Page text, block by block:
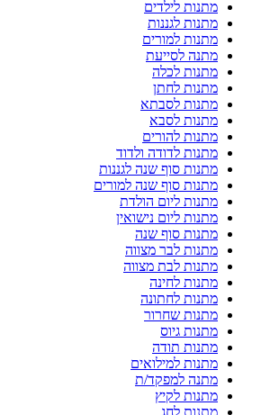
מתנות לילדים
מתנות לגננות
מתנות למורים
מתנה לסייעת
מתנות לכלה
מתנות לחתן
מתנות לסבתא
מתנות לסבא
מתנות להורים
מתנות לדודה ולדוד
מתנות סוף שנה לגננות
מתנות סוף שנה למורים
מתנות ליום הולדת
מתנות ליום נישואין
מתנות סוף שנה
מתנות לבר מצווה
מתנות לבת מצווה
מתנות לחינה
מתנות לחתונה
מתנות שחרור
מתנות גיוס
מתנות תודה
מתנות למילואים
מתנה למפקד/ת
מתנות לקיץ
מתנות לחג